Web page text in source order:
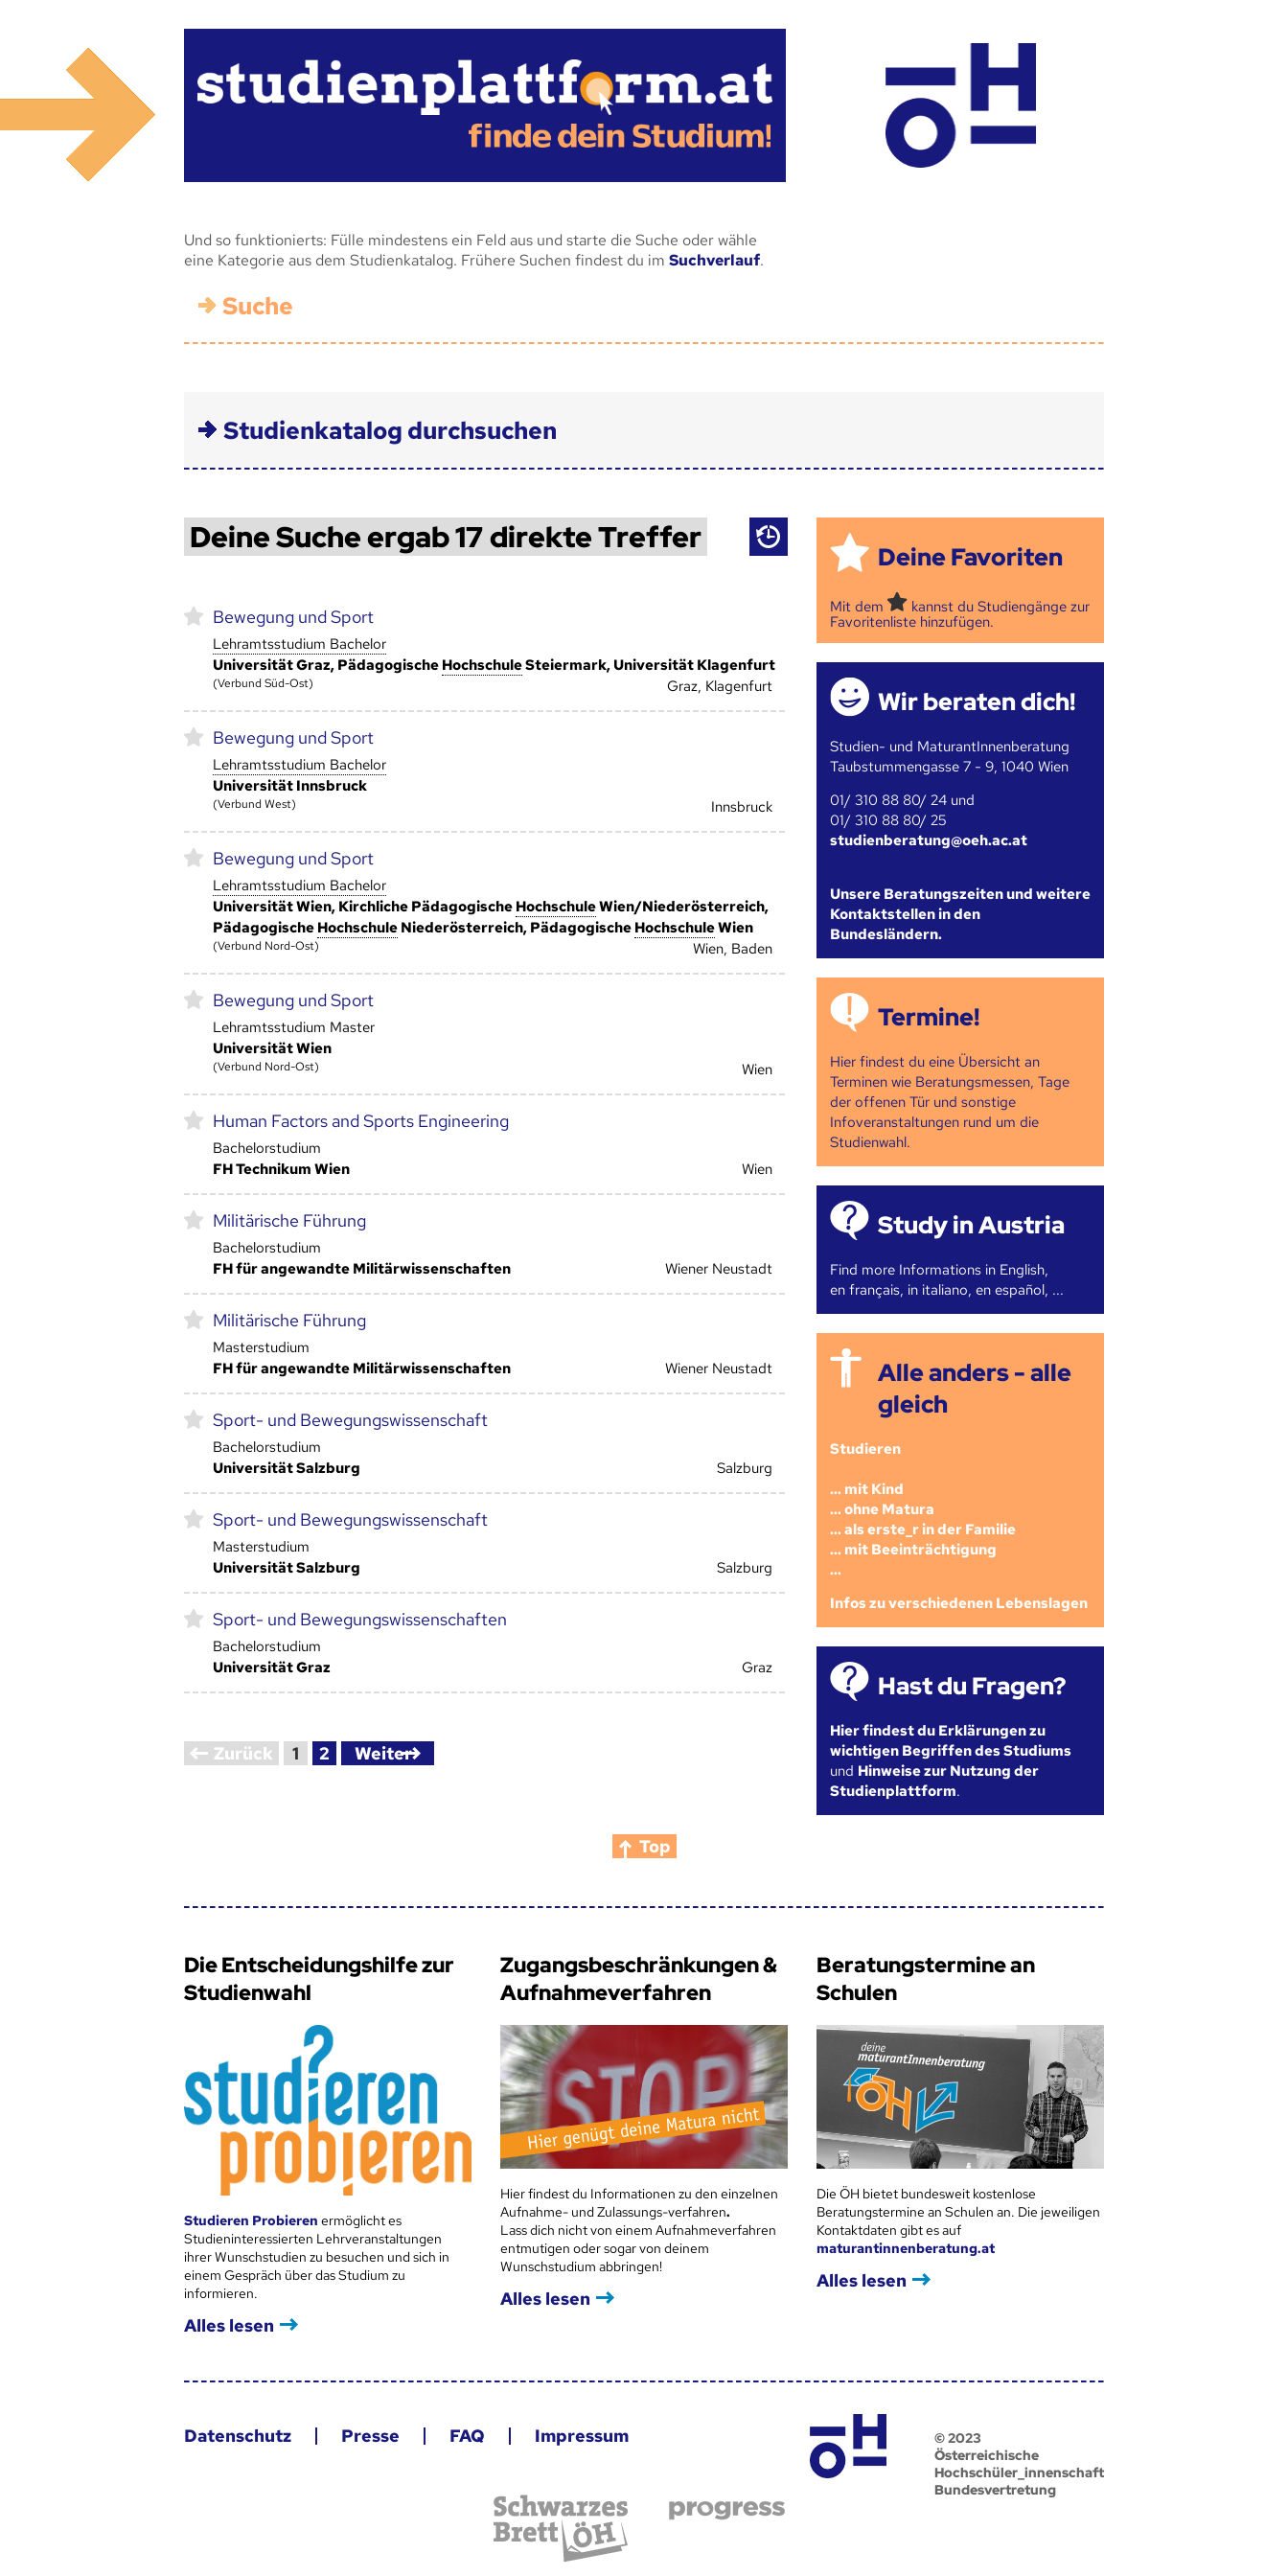
Und so funktionierts: Fülle mindestens ein Feld aus und starte die Suche oder wähle
eine Kategorie aus dem Studienkatalog. Frühere Suchen findest du im Suchverlauf.
Suche
Studienkatalog durchsuchen
Deine Suche ergab 17 direkte Treffer
Bewegung und Sport
Lehramtsstudium Bachelor
Universität Graz, Pädagogische Hoch­schuleSteiermark, Universität Klagenfurt
(Verbund Süd-Ost) Graz, Klagenfurt
Bewegung und Sport
Lehramtsstudium Bachelor
Universität Innsbruck
(Verbund West) Innsbruck
Bewegung und Sport
Lehramtsstudium Bachelor
Universität Wien, Kirchliche Pädagogische Hoch­schuleWien/Niederösterreich,
Pädagogische Hoch­schuleNiederösterreich, Pädagogische Hoch­schuleWien
(Verbund Nord-Ost) Wien, Baden
Bewegung und Sport
Lehramtsstudium Master
Universität Wien
(Verbund Nord-Ost) Wien
Human Factors and Sports Engineering
Bachelorstudium
FH Technikum Wien
Wien
Militärische Führung
Bachelorstudium
FH für angewandte Militärwissenschaften
Wiener Neustadt
Militärische Führung
Masterstudium
FH für angewandte Militärwissenschaften
Wiener Neustadt
Sport- und Bewegungswissenschaft
Bachelorstudium
Universität Salzburg
Salzburg
Sport- und Bewegungswissenschaft
Masterstudium
Universität Salzburg
Salzburg
Sport- und Bewegungswissenschaften
Bachelorstudium
Universität Graz
Graz
Zurück 1 2 Weiter
Deine Favoriten
Mit dem
kannst du Studiengänge zur
Favoritenliste hinzufügen.
Wir beraten dich!
Studien- und MaturantInnenberatung
Taubstummengasse 7 - 9, 1040 Wien
01/ 310 88 80/ 24 und
01/ 310 88 80/ 25
studienberatung@oeh.ac.at
Unsere Beratungszeiten und weitere
Kontaktstellen in den
Bundesländern.
Termine!
Hier findest du eine Übersicht an
Terminen wie Beratungsmessen, Tage
der offenen Tür und sonstige
Infoveranstaltungen rund um die
Studienwahl.
Study in Austria
Find more Informations in English,
en français, in italiano, en español, ...
Alle anders - alle
gleich
Studieren
... mit Kind
... ohne Matura
... als erste_r in der Familie
... mit Beeinträchtigung
...
Infos zu verschiedenen Lebenslagen
Hast du Fragen?
Hier findest du Erklärungen zu
wichtigen Begriffen des Studiums
und Hinweise zur Nutzung der
Studienplattform.
Top
Die Entscheidungshilfe zur
Studienwahl
Studieren Probieren ermöglicht es
Studieninteressierten Lehrveranstaltungen
ihrer Wunschstudien zu besuchen und sich in
einem Gespräch über das Studium zu
informieren.
Alles lesen
Zugangsbeschränkungen &
Aufnahmeverfahren
Hier findest du Informationen zu den einzelnen
Aufnahme- und Zulassungs-verfahren.
Lass dich nicht von einem Aufnahmeverfahren
entmutigen oder sogar von deinem
Wunschstudium abbringen!
Alles lesen
Beratungstermine an
Schulen
Die ÖH bietet bundesweit kostenlose
Beratungstermine an Schulen an. Die jeweiligen
Kontaktdaten gibt es auf
maturantinnenberatung.at
Alles lesen
Datenschutz Presse FAQ Impressum
© 2023
Österreichische
Hochschüler_innenschaft
Bundesvertretung